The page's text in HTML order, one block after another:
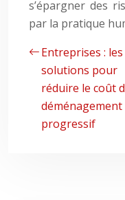
s’épargner des
par la pratique
Entreprises : les
solutions pour
réduire le coût
déménagement
progressif